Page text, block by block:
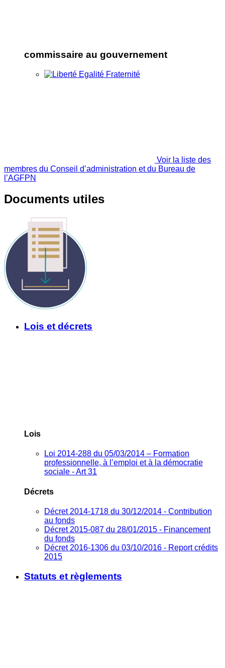
commissaire au gouvernement
Voir la liste des
membres du Conseil d’administration et du Bureau de
l’AGFPN
Documents utiles
Lois et décrets
Lois
Loi 2014-288 du 05/03/2014 – Formation
professionnelle, à l’emploi et à la démocratie
sociale - Art 31
Décrets
Décret 2014-1718 du 30/12/2014 - Contribution
au fonds
Décret 2015-087 du 28/01/2015 - Financement
du fonds
Décret 2016-1306 du 03/10/2016 - Report crédits
2015
Statuts et règlements